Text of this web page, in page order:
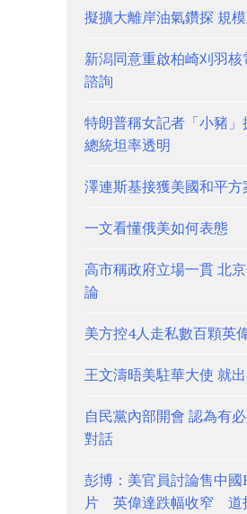
擬擴大離岸油氣鑽探 規
新潟同意重啟柏崎刈羽
諮詢
特朗普稱女記者「小豬」
總統坦率透明
澤連斯基接獲美國和平
一文看懂俄美如何表態
高市稱政府立場一貫 北
論
美方控4人走私數百顆英
王文濤晤美駐華大使 就
自民黨內部開會 認為有
對話
彭博：美官員討論售中
片 英偉達跌幅收窄 道